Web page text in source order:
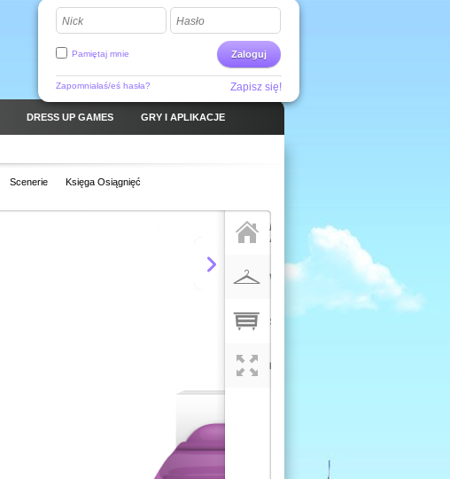
Nick Hasło
Zaloguj
Pamiętaj mnie
Zapomniałaś/eś hasła? Zapisz się!
DRESS UP GAMES GRY I APLIKACJE
Scenerie Księga Osiągnięć